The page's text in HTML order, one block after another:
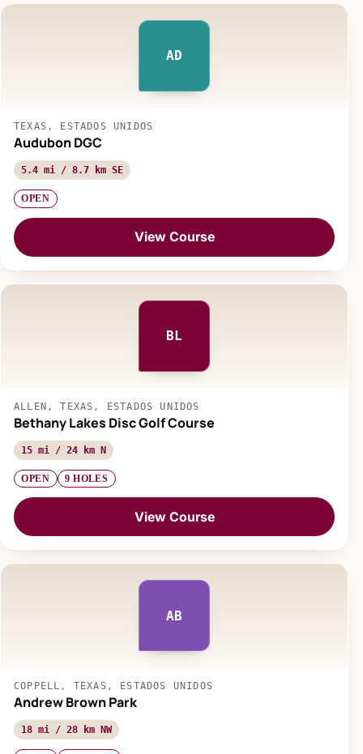
AD
TEXAS, ESTADOS UNIDOS
Audubon DGC
5.4 mi / 8.7 km SE
OPEN
View Course
BL
ALLEN, TEXAS, ESTADOS UNIDOS
Bethany Lakes Disc Golf Course
15 mi / 24 km N
OPEN 9 HOLES
View Course
AB
COPPELL, TEXAS, ESTADOS UNIDOS
Andrew Brown Park
18 mi / 28 km NW